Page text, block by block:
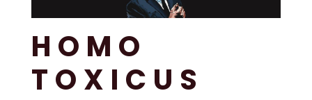
HOMO
TOXICUS